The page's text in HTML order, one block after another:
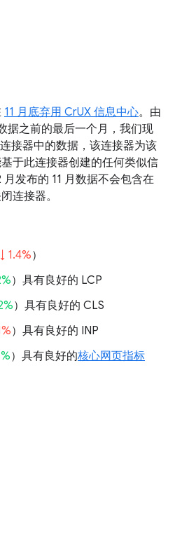
11 月底弃用 CrUX 信息中心。由
据之前的最后一个月，我们现
接器中的数据，该连接器为该
于此连接器创建的任何类似信
发布的 11 月数据不会包含在
连接器。
↓ 1.4%）
）具有良好的 LCP
）具有良好的 CLS
）具有良好的 INP
）具有良好的核心网页指标